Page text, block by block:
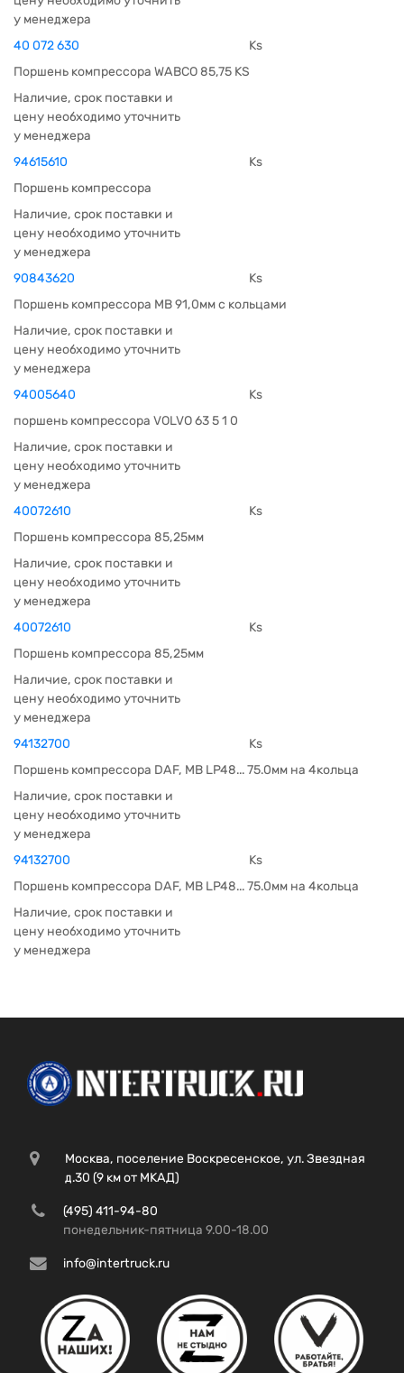
у менеджера
40 072 630
Ks
Поршень компрессора WABCO 85,75 KS
Наличие, срок поставки и
цену необходимо уточнить
у менеджера
94615610
Ks
Поршень компрессора
Наличие, срок поставки и
цену необходимо уточнить
у менеджера
90843620
Ks
Поршень компрессора МВ 91,0мм с кольцами
Наличие, срок поставки и
цену необходимо уточнить
у менеджера
94005640
Ks
поршень компрессора VOLVO 63 5 1 0
Наличие, срок поставки и
цену необходимо уточнить
у менеджера
40072610
Ks
Поршень компрессора 85,25мм
Наличие, срок поставки и
цену необходимо уточнить
у менеджера
40072610
Ks
Поршень компрессора 85,25мм
Наличие, срок поставки и
цену необходимо уточнить
у менеджера
94132700
Ks
Поршень компрессора DAF, МВ LP48... 75.0мм на 4кольца
Наличие, срок поставки и
цену необходимо уточнить
у менеджера
94132700
Ks
Поршень компрессора DAF, МВ LP48... 75.0мм на 4кольца
Наличие, срок поставки и
цену необходимо уточнить
у менеджера
Москва, поселение Воскресенское, ул. Звездная
д.30 (9 км от МКАД)
(495) 411-94-80
понедельник-пятница 9.00-18.00
info@intertruck.ru